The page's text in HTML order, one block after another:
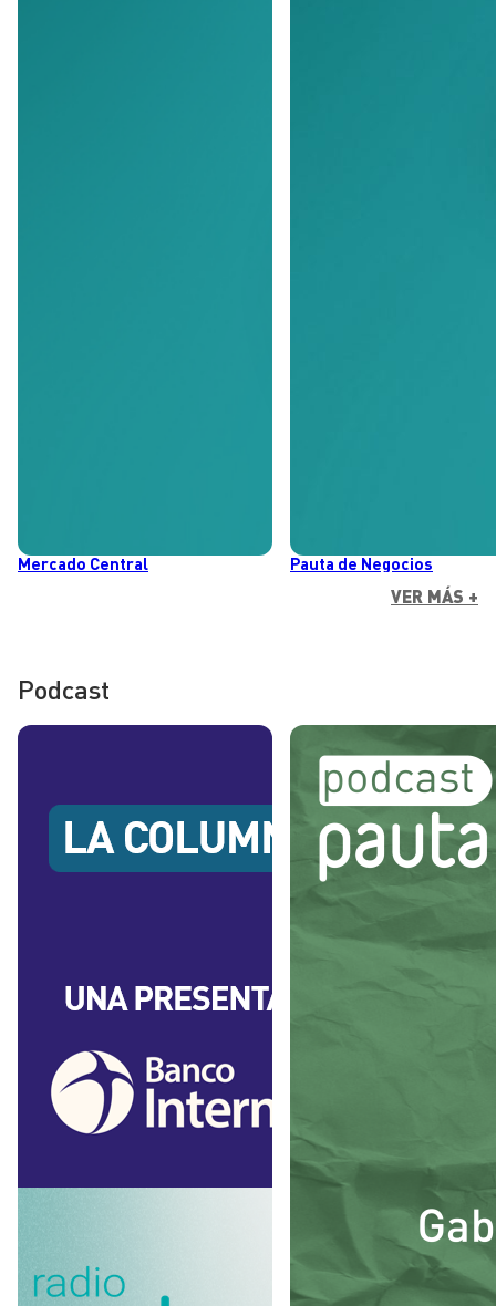
Mercado Central Pauta de Negocios
VER MÁS +
Podcast